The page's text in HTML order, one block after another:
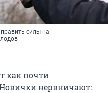
силы на
как почти
нервничают: